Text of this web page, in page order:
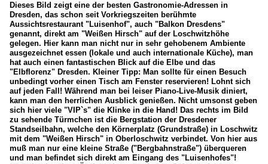
Dieses Bild zeigt eine der besten Gastronomie-Adressen in
Dresden, das schon seit Vorkriegszeiten berühmte
Aussichtsrestaurant "Luisenhof", auch "Balkon Dresdens"
genannt, direkt am "Weißen Hirsch" auf der Loschwitzhöhe
gelegen. Hier kann man nicht nur in sehr gehobenem Ambiente
ausgezeichnet essen (lokale und auch internationale Küche), man
hat auch einen fantastischen Blick auf die Elbe und das
"Elbflorenz" Dresden. Kleiner Tipp: Man sollte für einen Besuch
unbedingt vorher einen Tisch am Fenster reservieren! Lohnt sich
auf jeden Fall! Während man bei leiser Piano-Live-Musik diniert,
kann man den herrlichen Ausblick genießen. Nicht umsonst geben
sich hier viele "VIP`s" die Klinke in die Hand! Das rechts im Bild
zu sehende Türmchen ist die Bergstation der Dresdener
Standseilbahn, welche den Körnerplatz (Grundstraße) in Loschwitz
mit dem "Weißen Hirsch" in Oberloschwitz verbindet. Von hier aus
muß man nur eine kleine Straße ("Bergbahnstraße") überqueren
und man befindet sich direkt am Eingang des "Luisenhofes"!